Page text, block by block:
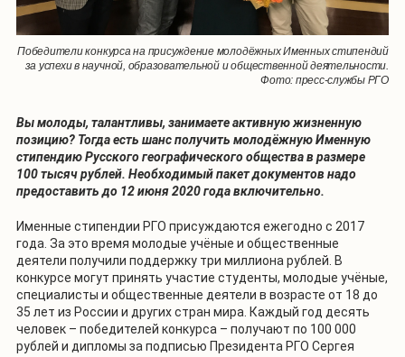
Победители конкурса на присуждение молодёжных Именных стипендий
за успехи в научной, образовательной и общественной деятельности.
Фото: пресс-службы РГО
Вы молоды, талантливы, занимаете активную жизненную
позицию? Тогда есть шанс получить молодёжную Именную
стипендию Русского географического общества в размере
100 тысяч рублей. Необходимый пакет документов надо
предоставить до 12 июня 2020 года включительно.
Именные стипендии РГО присуждаются ежегодно с 2017
года. За это время молодые учёные и общественные
деятели получили поддержку три миллиона рублей. В
конкурсе могут принять участие студенты, молодые учёные,
специалисты и общественные деятели в возрасте от 18 до
35 лет из России и других стран мира. Каждый год десять
человек – победителей конкурса – получают по 100 000
рублей и дипломы за подписью Президента РГО Сергея